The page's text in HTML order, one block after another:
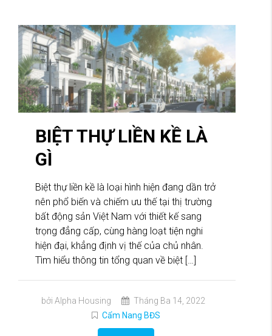
BIỆT THỰ LIỀN KỀ LÀ
GÌ
Biệt thự liền kề là loại hình hiện đang dần trở
nên phổ biến và chiếm ưu thế tại thị trường
bất động sản Việt Nam với thiết kế sang
trọng đẳng cấp, cùng hàng loạt tiện nghi
hiện đại, khẳng định vị thế của chủ nhân.
Tìm hiểu thông tin tổng quan về biệt […]
bởi Alpha Housing
Tháng Ba 14, 2022
Cẩm Nang BĐS